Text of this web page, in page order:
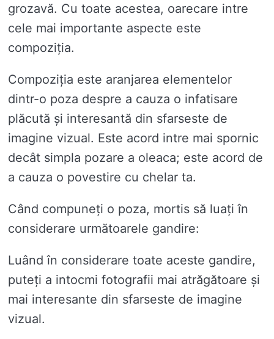
grozavă. Cu toate acestea, oarecare intre
cele mai importante aspecte este
compoziția.
Compoziția este aranjarea elementelor
dintr-o poza despre a cauza o infatisare
plăcută și interesantă din sfarseste de
imagine vizual. Este acord intre mai spornic
decât simpla pozare a oleaca; este acord de
a cauza o povestire cu chelar ta.
Când compuneți o poza, mortis să luați în
considerare următoarele gandire:
Luând în considerare toate aceste gandire,
puteți a intocmi fotografii mai atrăgătoare și
mai interesante din sfarseste de imagine
vizual.